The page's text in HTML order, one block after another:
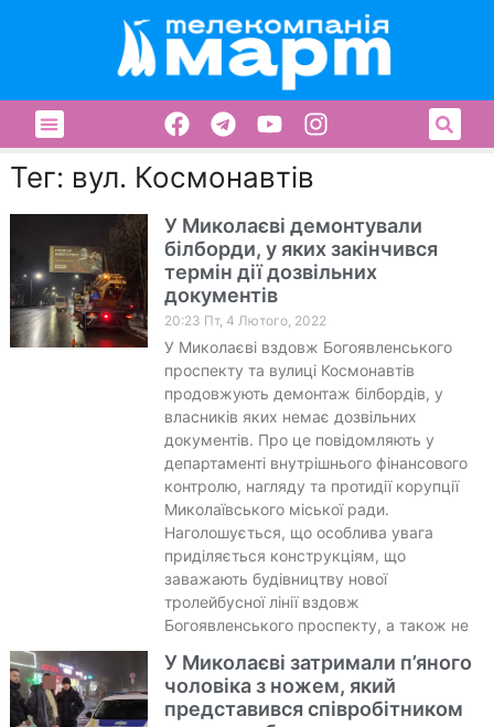
Тег: вул. Космонавтів
У Миколаєві демонтували
білборди, у яких закінчився
термін дії дозвільних
документів
20:23 Пт, 4 Лютого, 2022
У Миколаєві вздовж Богоявленського
проспекту та вулиці Космонавтів
продовжують демонтаж білбордів, у
власників яких немає дозвільних
документів. Про це повідомляють у
департаменті внутрішнього фінансового
контролю, нагляду та протидії корупції
Миколаївського міської ради.
Наголошується, що особлива увага
приділяється конструкціям, що
заважають будівництву нової
тролейбусної лінії вздовж
Богоявленського проспекту, а також не
У Миколаєві затримали п’яного
чоловіка з ножем, який
представився співробітником